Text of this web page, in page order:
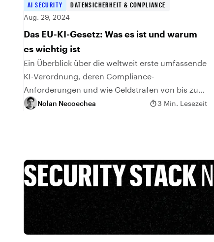
AI SECURITY
DATENSICHERHEIT & COMPLIANCE
Aug. 29, 2024
Das EU-KI-Gesetz: Was es ist und warum
es wichtig ist
Ein Überblick über die weltweit erste umfassende
KI-Verordnung, deren Compliance-
Anforderungen und wie Geldstrafen von bis zu
35 Millionen Euro (38 Millionen USD) vermieden
Nolan Necoechea 3 Min. Lesezeit
SECURITY STACK